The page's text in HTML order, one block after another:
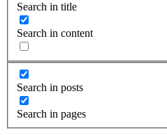
Search in title
Search in content
Search in posts
Search in pages